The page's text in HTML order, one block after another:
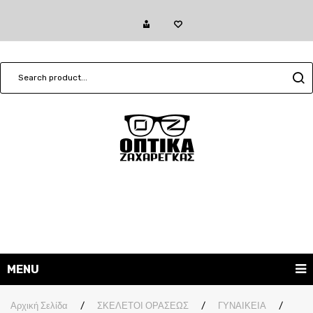
MENU
ΓΥΑΛΙΑ ΗΛΙΟΥ
Αρχική Σελίδα / ΣΚΕΛΕΤΟΙ ΟΡΑΣΕΩΣ / ΓΥΝΑΙΚΕΙΑ
/